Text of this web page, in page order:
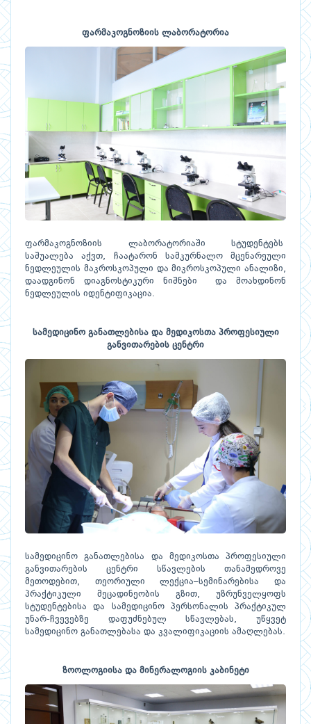
ფარმაკოგნოზიის ლაბორატორია
ფარმაკოგნოზიის ლაბორატორიაში სტუდენტებს
საშუალება აქვთ, ჩაატარონ სამკურნალო მცენარეული
ნედლეულის მაკროსკოპული და მიკროსკოპული ანალიზი,
დაადგინონ დიაგნოსტიკური ნიშნები და მოახდინონ
ნედლეულის იდენტიფიკაცია.
სამედიცინო განათლებისა და მედიკოსთა პროფესიული
განვითარების ცენტრი
სამედიცინო განათლებისა და მედიკოსთა პროფესიული
განვითარების ცენტრი სწავლების თანამედროვე
მეთოდებით, თეორიული ლექცია–სემინარებისა და
პრაქტიკული მეცადინეობის გზით, უზრუნველყოფს
სტუდენტებისა და სამედიცინო პერსონალის პრაქტიკულ
უნარ-ჩვევებზე დაფუძნებულ სწავლებას, უწყვეტ
სამედიცინო განათლებასა და კვალიფიკაციის ამაღლებას.
ზოოლოგიისა და მინერალოგიის კაბინეტი